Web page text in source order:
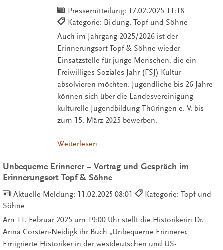
Pressemitteilung: 17.02.2025 11:18
Kategorie: Bildung, Topf und Söhne
Auch im Jahrgang 2025/2026 ist der
Erinnerungsort Topf & Söhne wieder
Einsatzstelle für junge Menschen, die ein
Freiwilliges Soziales Jahr (FSJ) Kultur
absolvieren möchten. Jugendliche bis 26 Jahre
können sich über die Landesvereinigung
kulturelle Jugendbildung Thüringen e. V. bis
zum 15. März 2025 bewerben.
Weiterlesen
Unbequeme Erinnerer – Vortrag und Gespräch im
Erinnerungsort Topf & Söhne
Aktuelle Meldung: 11.02.2025 08:01
Kategorie: Topf und
Söhne
Am 11. Februar 2025 um 19:00 Uhr stellt die Historikerin Dr.
Anna Corsten-Neidigk ihr Buch „Unbequeme Erinnerer.
Emigrierte Historiker in der westdeutschen und US-